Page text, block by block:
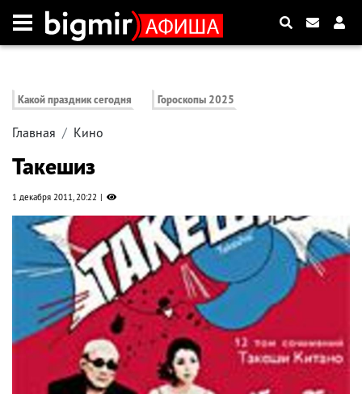
Какой праздник сегодня Гороскопы 2025
Главная Кино
Такешиз
1 декабря 2011, 20:22